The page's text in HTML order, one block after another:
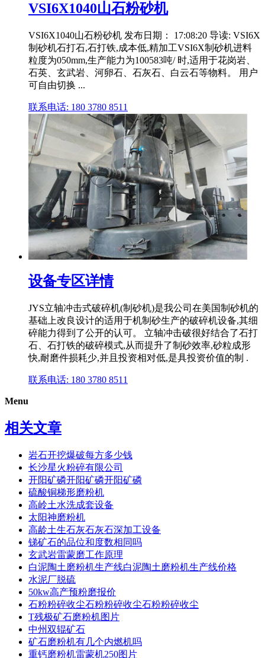
VSI6X1040山石粉砂机
VSI6X1040山石粉砂机 发布日期： 17:08:20 导读: VSI6X
制砂机石打石,石打铁,成本低,精加工VSI6X制砂机进料
粒度为050mm,生产能力为100583吨/ 时,适用于花岗岩、
石英、玄武岩、河卵石、石灰石、白云石等物料。 用户
可自由切换 ...
联系电话: 180 3780 8511
设备专区详情
JYS立轴冲击式破碎机(制砂机)是我公司在美国制砂机的
基础上改良设计的适用于机制砂生产的破碎机设备,其细
碎能力得到了公开的认可。 立轴冲击破很好结合了石打
石、石打铁的破碎模式,从而提升了制砂效率,砂粒成形
快,耐磨件损耗少,并且投资相对低,是具投资价值的制 .
联系电话: 180 3780 8511
Menu
相关文章
岩石开挖爆破每方多少钱
长沙星火粉碎有限公司
开阳矿磷开阳矿磷开阳矿磷
硫酸铜梯形磨粉机
高岭土水洗成套设备
太阳神磨粉机
高龄土生石灰石灰石深加工设备
锑矿石的品位和度数相同吗
玄武岩雷蒙磨工作原理
白泥陶土磨粉机生产线白泥陶土磨粉机生产线价格
水泥厂脱硫
50kw高产预粉磨报价
石粉粉碎收尘石粉粉碎收尘石粉粉碎收尘
T残极矿石磨粉机图片
中州双辊矿石
矿石磨粉机有几个内燃机吗
重钙磨粉机雷蒙机250图片